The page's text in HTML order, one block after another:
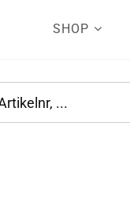
SHOP